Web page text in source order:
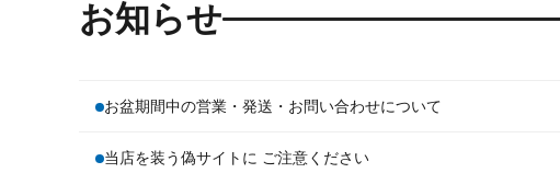
お知らせ
お盆期間中の営業・発送・お問い合わせについて
当店を装う偽サイトに ご注意ください